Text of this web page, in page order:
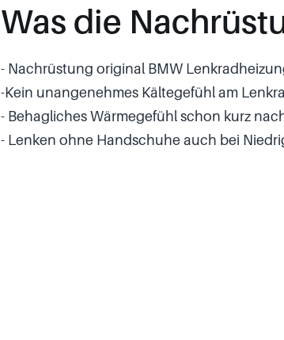
Was die
- Nachrüstung original BMW
-Kein unangenehmes Kältegefühl am
- Behagliches Wärmegefühl schon kurz
- Lenken ohne Handschuhe auch bei